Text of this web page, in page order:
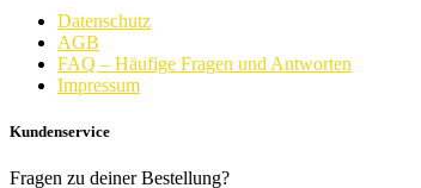
Datenschutz
AGB
FAQ – Häufige Fragen und Antworten
Impressum
Kundenservice
Fragen zu deiner Bestellung?